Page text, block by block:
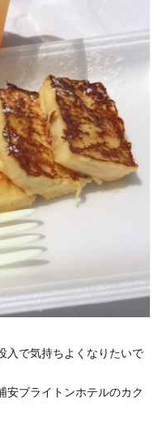
入で気持ちよくなりたいで
安ブライトンホテルのカク